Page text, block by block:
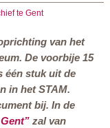
te Gent
van het
De voorbije 15
één stuk uit de
in het STAM.
bij. In de
zal van